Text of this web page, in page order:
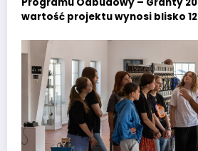
wartość projektu wynosi blisko